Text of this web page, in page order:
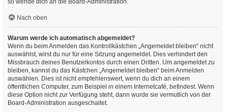
so wende dich an die Board-Administration.
Nach oben
Warum werde ich automatisch abgemeldet?
Wenn du beim Anmelden das Kontrollkästchen „Angemeldet bleiben“ nicht
auswählst, wirst du nur für eine Sitzung angemeldet. Dies verhindert den
Missbrauch deines Benutzerkontos durch einen Dritten. Um angemeldet zu
bleiben, kannst du das Kästchen „Angemeldet bleiben“ beim Anmelden
auswählen. Dies ist nicht empfehlenswert, wenn du dich an einem
öffentlichen Computer, zum Beispiel in einem Internetcafé, befindest. Wenn
diese Option nicht zur Verfügung steht, dann wurde sie vermutlich von der
Board-Administration ausgeschaltet.